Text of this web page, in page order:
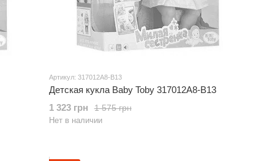
Артикул: 317012A8-B13
Детская кукла Baby Toby 317012A8-B13
1 575 грн
1 323 грн
Нет в наличии